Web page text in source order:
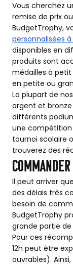
Vous cherchez
remise de prix
BudgetTrophy,
personnalisées
disponibles en
produits sont
médailles à
en petite ou
La plupart de
argent et
différents
une compétition
tournoi scolaire
trouverez des
Il peut arriver
des délais très
besoin de
BudgetTrophy
grande partie
Pour ces
12h peut être
ouvrables).